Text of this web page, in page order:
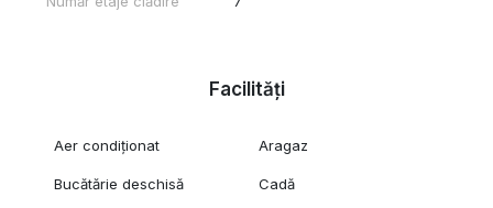
Facilități
Aer condiționat Aragaz
Bucătărie deschisă Cadă